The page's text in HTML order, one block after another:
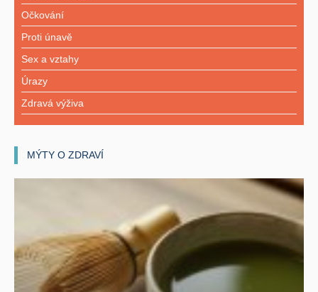
Očkování
Proti únavě
Sex a vztahy
Úrazy
Zdravá výživa
MÝTY O ZDRAVÍ